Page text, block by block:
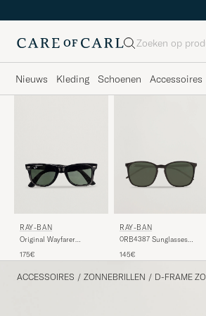
Zoeken
Nieuws Kleding Schoenen Accessoires
RAY-BAN
Original Wayfarer
Green
175€
RAY-BAN
0RB4387 Sunglasses
145€
ACCESSOIRES / ZONNEBRILLEN / D-FRAME